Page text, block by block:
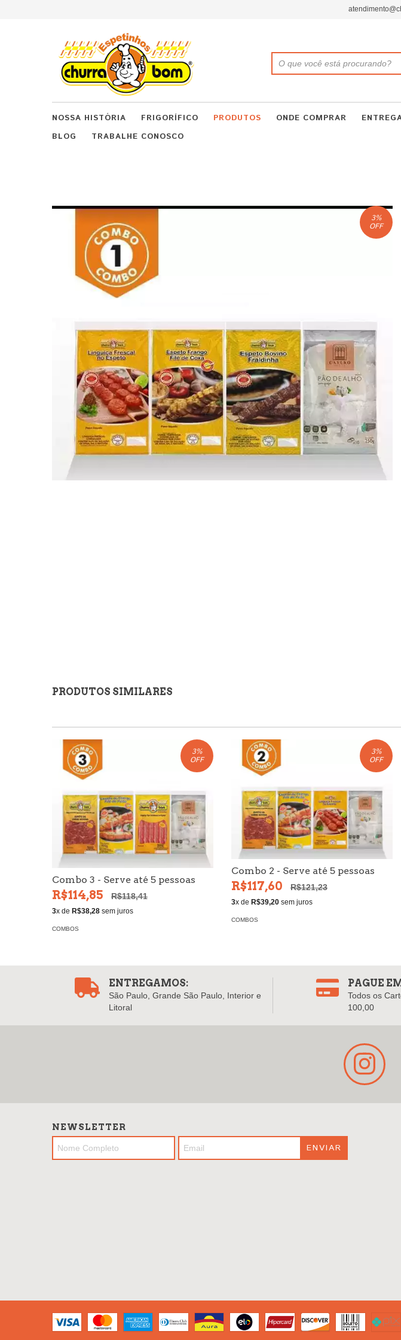
NOSSA HISTÓRIA FRIGORÍFICO PRODUTOS ONDE COMPRAR
BLOG
TRABALHE CONOSCO
3%
OFF
PRODUTOS SIMILARES
3%
OFF
Combo 3 - Serve até 5 pessoas
R$114,85 R$118,41
3x de R$38,28 sem juros
COMBOS
3%
OFF
Combo 2 - Serve até 5 pessoas
R$117,60 R$121,23
3x de R$39,20 sem juros
COMBOS
ENTREGAMOS:
São Paulo, Grande São Paulo, Interior e
Litoral
PAGUE
Todos os
100,00
NEWSLETTER